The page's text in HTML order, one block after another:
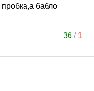
бабло
36 / 1